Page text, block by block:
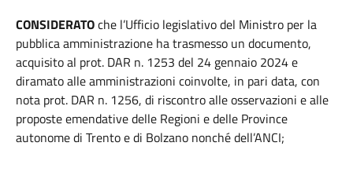
CONSIDERATOche l’Ufficio legislativo del Ministro per la
pubblica amministrazione ha trasmesso un documento,
acquisito al prot. DAR n. 1253 del 24 gennaio 2024 e
diramato alle amministrazioni coinvolte, in pari data, con
nota prot. DAR n. 1256, di riscontro alle osservazioni e alle
proposte emendative delle Regioni e delle Province
autonome di Trento e di Bolzano nonché dell’ANCI;